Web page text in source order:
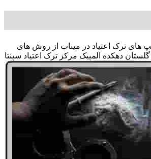
های ترک اعتیاد در میناب از روش های
دهکده المپیک مرکز ترک اعتیاد سپنتا